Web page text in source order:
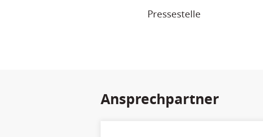
Pressestelle
Ansprechpartner